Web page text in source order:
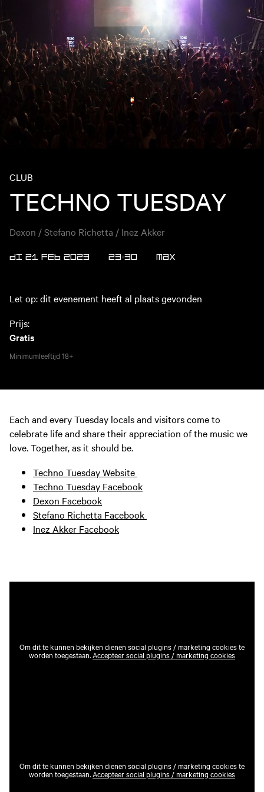
CLUB
TECHNO TUESDAY
Dexon / Stefano Richetta / Inez Akker
DI 21 FEB 2023 23:30 Max
Let op: dit evenement heeft al plaats gevonden
Prijs:
Gratis
Minimumleeftijd 18+
Each and every Tuesday locals and visitors come to
celebrate life and share their appreciation of the music we
love. Together, as it should be.
Techno Tuesday Website
Techno Tuesday Facebook
Dexon Facebook
Stefano Richetta Facebook
Inez Akker Facebook
Om dit te kunnen bekijken dienen social plugins / marketing cookies te
worden toegestaan.Accepteer social plugins / marketing cookies
Om dit te kunnen bekijken dienen social plugins / marketing cookies te
worden toegestaan.Accepteer social plugins / marketing cookies